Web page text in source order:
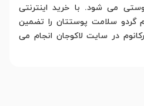
می شود. با خرید اینترنتی
گردو سلامت پوستتان را تضمین
در سایت لاکوجان انجام می